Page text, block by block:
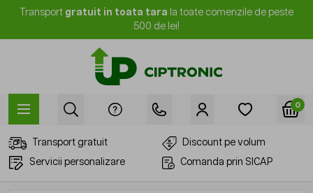
Mergi la Conținut
Transport gratuit in toata tara la toate comenzile de peste
500 de lei!
0
Transport gratuit
Discount pe volum
Servicii personalizare
Comanda prin SICAP